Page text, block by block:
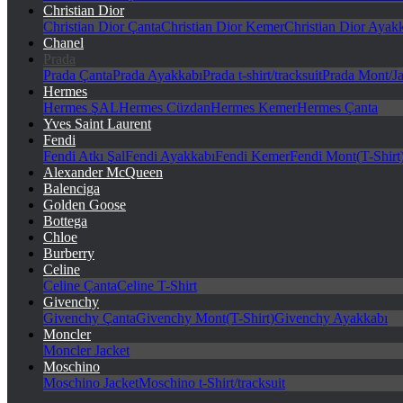
Christian Dior
Christian Dior ÇantaChristian Dior KemerChristian Dior
Chanel
Prada
Prada ÇantaPrada AyakkabıPrada t-shirt/tracksuitPrada Mont/
Hermes
Hermes ŞALHermes CüzdanHermes KemerHermes Çanta
Yves Saint Laurent
Fendi
Fendi Atkı ŞalFendi AyakkabıFendi KemerFendi Mont(T-
Alexander McQueen
Balenciga
Golden Goose
Bottega
Chloe
Burberry
Celine
Celine ÇantaCeline T-Shirt
Givenchy
Givenchy ÇantaGivenchy Mont(T-Shirt)Givenchy Ayakkabı
Moncler
Moncler Jacket
Moschino
Moschino JacketMoschino t-Shirt/tracksuit